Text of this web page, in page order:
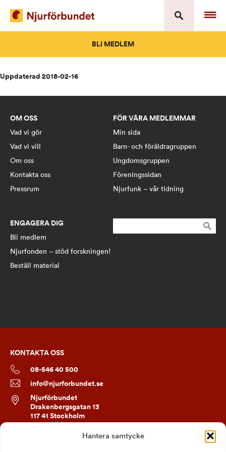
Hantera samtycke
content
BLI MEDLEM
Uppdaterad 2018-02-16
OM OSS
Vad vi gör
Vad vi vill
Om oss
Kontakta oss
Pressrum
ENGAGERA DIG
Bli medlem
Njurfonden – stöd forskningen!
Beställ material
FÖR VÅRA MEDLEMMAR
Min sida
Barn- och föräldragruppen
Ungdomsgruppen
Föreningssidan
Njurfunk – vår tidning
efter:
KONTAKTA OSS
08-546 40 500
info@njurforbundet.se
Njurförbundet
Drakenbergsgatan 13
117 41 Stockholm